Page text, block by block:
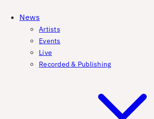
News
Artists
Events
Live
Recorded & Publishing